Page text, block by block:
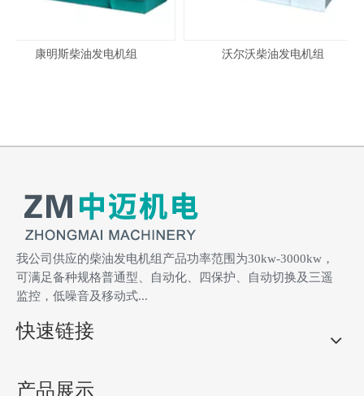
7、底座油箱、独立油箱、油罐
5、质量标准：GB/T2820-1997
6、响应时间：600公里内12小
时，600公里外48小时。
康明斯柴油发电机组 沃尔沃柴油发电机组
我公司供应的柴油发电机组产品功率范围为30kw-3000kw，
可满足备种规格普通型、自动化、四保护、自动切换及三遥
监控，低噪音及移动式...
快速链接
产品展示